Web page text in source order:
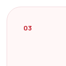
03